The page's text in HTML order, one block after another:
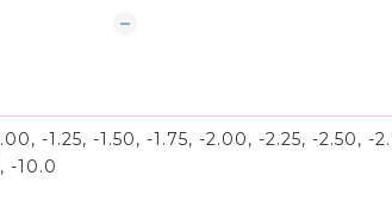
-1.25, -1.50, -1.75, -2.00, -2.25, -2.50,
-10.0